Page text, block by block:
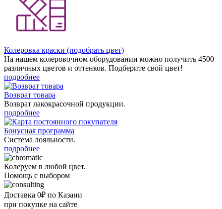
Колеровка краски (подобрать цвет)
На нашем колеровочном оборудовании можно получить 4500
различных цветов и оттенков. Подберите свой цвет!
подробнее
Возврат товара
Возврат лакокрасочной продукции.
подробнее
Бонусная программа
Система лояльности.
подробнее
Колеруем в любой цвет.
Помощь с выбором
Доставка 0₽ по Казани
при покупке на сайте